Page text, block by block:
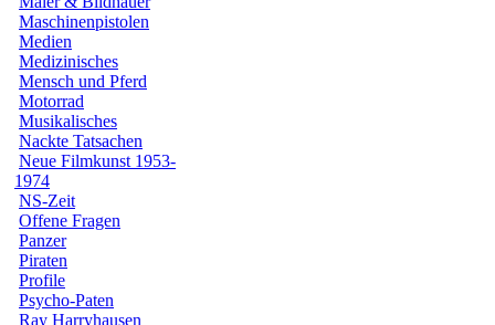
Maschinenpistolen
Medien
Medizinisches
Mensch und Pferd
Motorrad
Musikalisches
Nackte Tatsachen
Neue Filmkunst 1953-
1974
NS-Zeit
Offene Fragen
Panzer
Piraten
Profile
Psycho-Paten
Ray Harryhausen